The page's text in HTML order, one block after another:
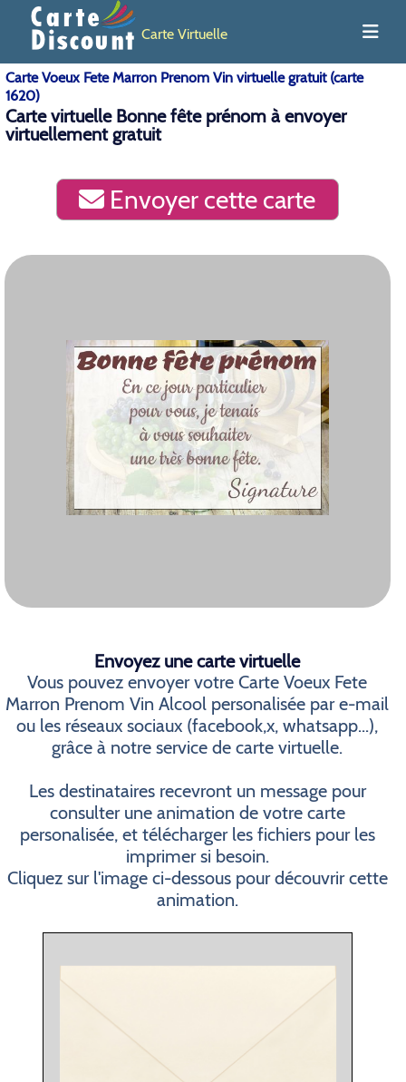
Carte Virtuelle
Carte Voeux Fete Marron Prenom Vin virtuelle gratuit (carte
1620)
Carte virtuelle Bonne fête prénom à envoyer
virtuellement gratuit
Envoyer cette carte
Envoyez une carte virtuelle
Vous pouvez envoyer votre Carte Voeux Fete
Marron Prenom Vin Alcool personalisée par e-mail
ou les réseaux sociaux (facebook,x, whatsapp...),
grâce à notre service de carte virtuelle.
Les destinataires recevront un message pour
consulter une animation de votre carte
personalisée, et télécharger les fichiers pour les
imprimer si besoin.
Cliquez sur l'image ci-dessous pour découvrir cette
animation.